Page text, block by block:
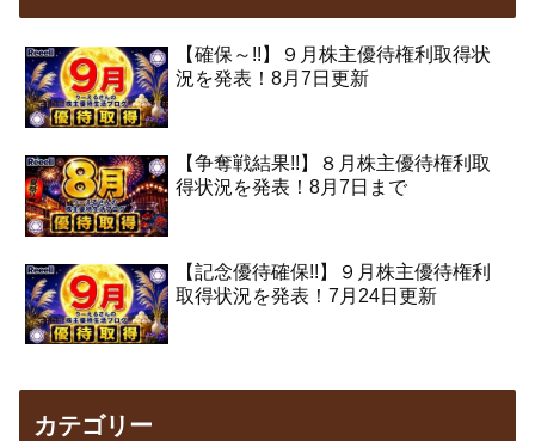
【確保～!!】９月株主優待権利取得状
況を発表！8月7日更新
【争奪戦結果!!】８月株主優待権利取
得状況を発表！8月7日まで
【記念優待確保!!】９月株主優待権利
取得状況を発表！7月24日更新
カテゴリー